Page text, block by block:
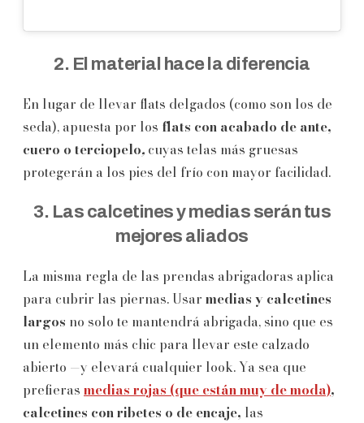
2. El material hace la diferencia
En lugar de llevar flats delgados (como son los de
seda), apuesta por los flats con acabado de ante,
cuero o terciopelo, cuyas telas más gruesas
protegerán a los pies del frío con mayor facilidad.
3. Las calcetines y medias serán tus
mejores aliados
La misma regla de las prendas abrigadoras aplica
para cubrir las piernas. Usar medias y calcetines
largos no solo te mantendrá abrigada, sino que es
un elemento más chic para llevar este calzado
abierto —y elevará cualquier look. Ya sea que
prefieras medias rojas (que están muy de moda),
calcetines con ribetes o de encaje, las